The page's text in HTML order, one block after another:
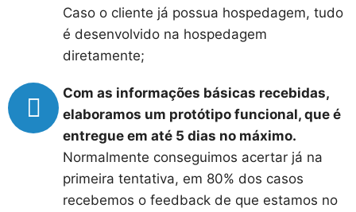
Caso o cliente já possua hospedagem, tudo
é desenvolvido na hospedagem
diretamente;
Com as informações básicas recebidas,
elaboramos um protótipo funcional, que é
entregue em até 5 dias no máximo.
Normalmente conseguimos acertar já na
primeira tentativa, em 80% dos casos
recebemos o feedback de que estamos no